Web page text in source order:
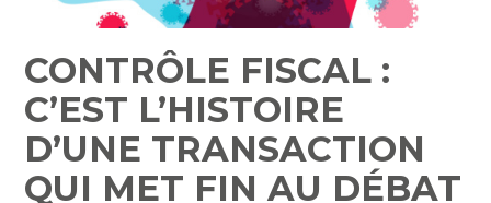
CONTRÔLE FISCAL :
C’EST L’HISTOIRE
D’UNE TRANSACTION
QUI MET FIN AU DÉBAT